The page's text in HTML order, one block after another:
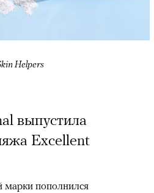
Helpers
выпустила
Excellent
марки пополнился